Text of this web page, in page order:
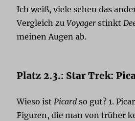
Ich weiß, viele sehen das
Vergleich zuVoyager stinkt
meinen Augen ab.
Platz 2.3.: Star Trek:
Wieso istPicard so gut? 1.
Figuren, die man von früher